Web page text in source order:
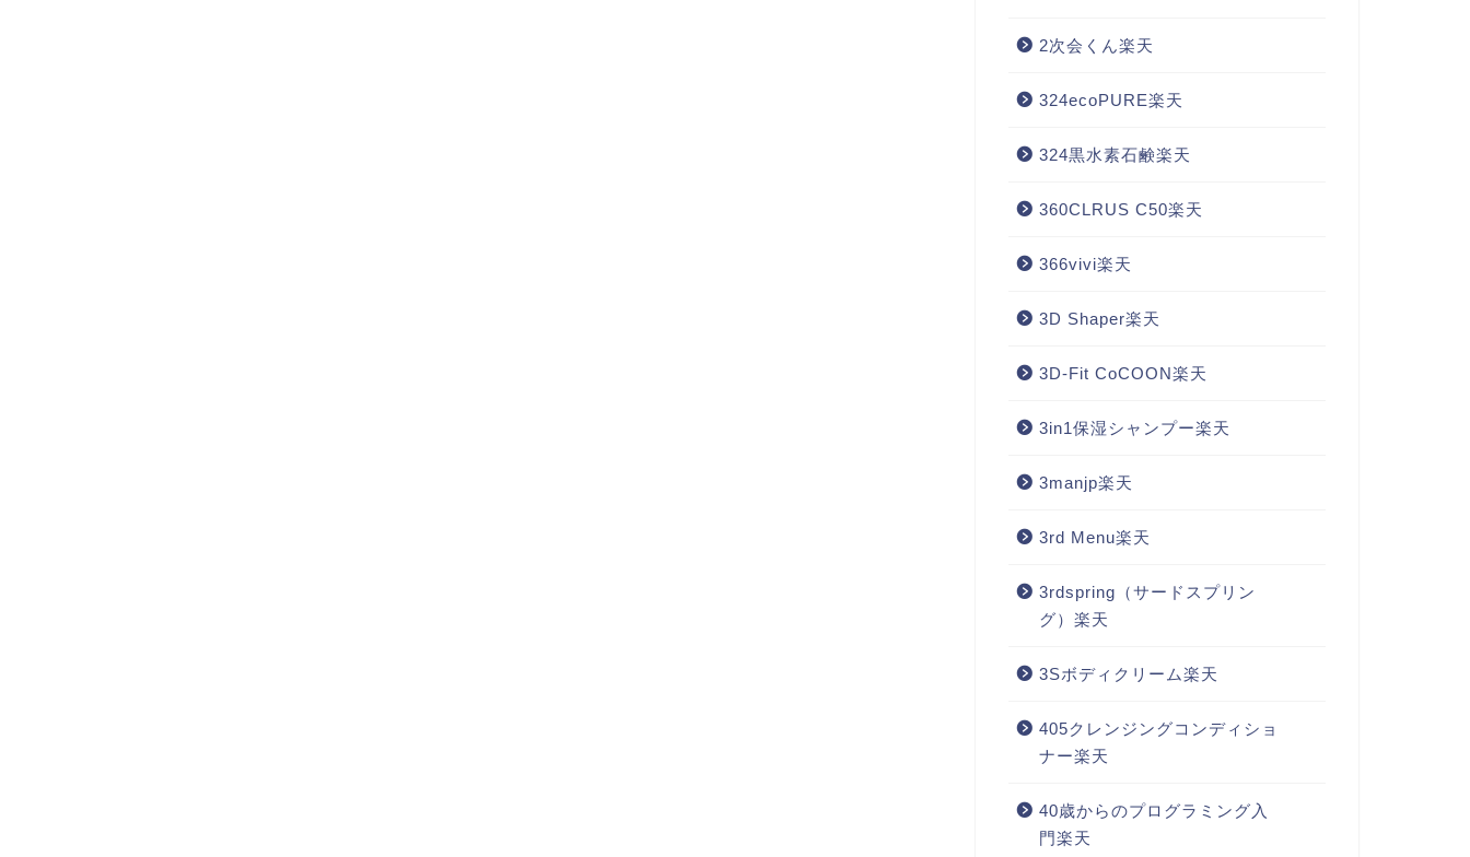
2次会くん楽天
324ecoPURE楽天
324黒水素石鹸楽天
360CLRUS C50楽天
366vivi楽天
3D Shaper楽天
3D-Fit CoCOON楽天
3in1保湿シャンプー楽天
3manjp楽天
3rd Menu楽天
3rdspring（サードスプリン
グ）楽天
3Sボディクリーム楽天
405クレンジングコンディショ
ナー楽天
40歳からのプログラミング入
門楽天